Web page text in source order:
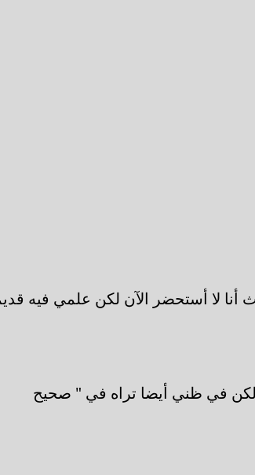
أنا لا أستحضر الآن لكن علمي فيه
في ظني أيضا تراه في " صحيح